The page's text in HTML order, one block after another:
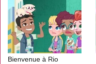
Bienvenue à Rio